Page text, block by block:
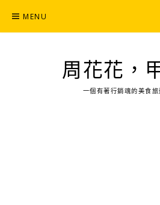
content
MENU
周花花，
一個有著行銷魂的美食